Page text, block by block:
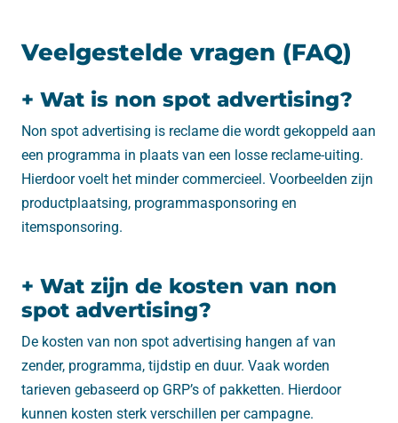
Veelgestelde vragen (FAQ)
+ Wat is non spot advertising?
Non spot advertising is reclame die wordt gekoppeld aan
een programma in plaats van een losse reclame-uiting.
Hierdoor voelt het minder commercieel. Voorbeelden zijn
productplaatsing, programmasponsoring en
itemsponsoring.
+ Wat zijn de kosten van non
spot advertising?
De kosten van non spot advertising hangen af van
zender, programma, tijdstip en duur. Vaak worden
tarieven gebaseerd op GRP’s of pakketten. Hierdoor
kunnen kosten sterk verschillen per campagne.